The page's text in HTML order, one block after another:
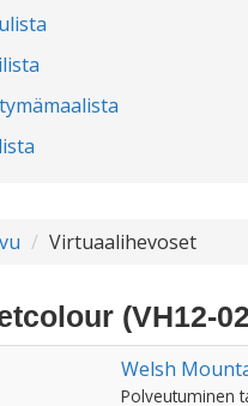
Virtuaalihevoset
(VH12-
Welsh
Polveutuminen